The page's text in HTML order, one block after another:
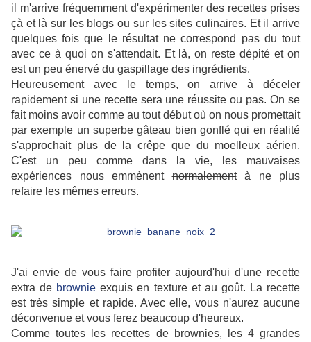
il m'arrive fréquemment d'expérimenter des recettes prises
çà et là sur les blogs ou sur les sites culinaires. Et il arrive
quelques fois que le résultat ne correspond pas du tout
avec ce à quoi on s'attendait. Et là, on reste dépité et on
est un peu énervé du gaspillage des ingrédients.
Heureusement avec le temps, on arrive à déceler
rapidement si une recette sera une réussite ou pas. On se
fait moins avoir comme au tout début où on nous promettait
par exemple un superbe gâteau bien gonflé qui en réalité
s'approchait plus de la crêpe que du moelleux aérien.
C'est un peu comme dans la vie, les mauvaises
expériences nous emmènentnormalementà ne plus
refaire les mêmes erreurs.
J'ai envie de vous faire profiter aujourd'hui d'une recette
extra de brownie exquis en texture et au goût. La recette
est très simple et rapide. Avec elle, vous n'aurez aucune
déconvenue et vous ferez beaucoup d'heureux.
Comme toutes les recettes de brownies, les 4 grandes